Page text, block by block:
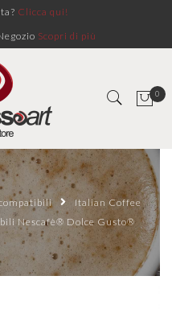
Clicca qui!
Scopri di più
0
Italian Coffee
Nescafè® Dolce Gusto®